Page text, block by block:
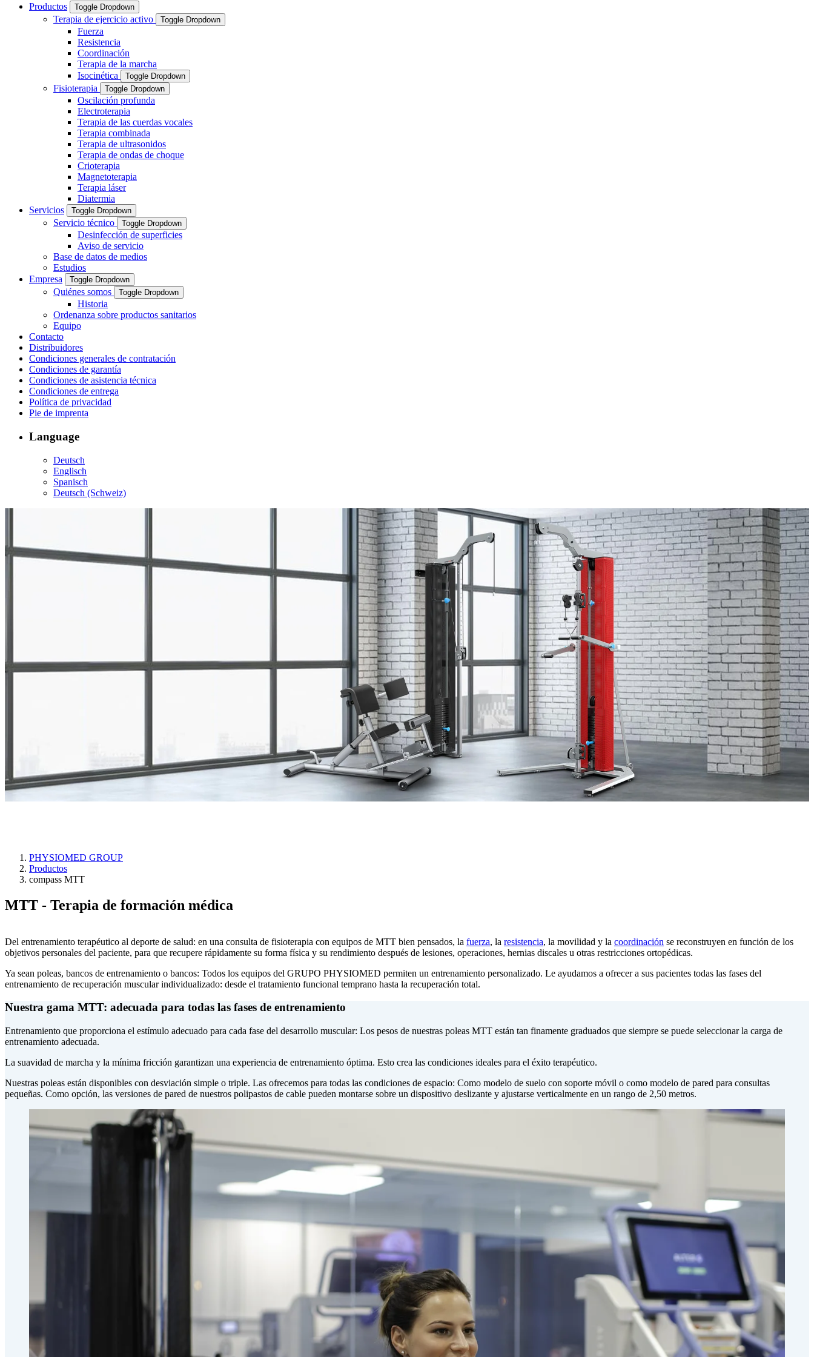
Productos Toggle Dropdown
Terapia de ejercicio activo Toggle Dropdown
Fuerza
Resistencia
Coordinación
Terapia de la marcha
Isocinética
Toggle Dropdown
Fisioterapia Toggle Dropdown
Oscilación profunda
Electroterapia
Terapia de las cuerdas vocales
Terapia combinada
Terapia de ultrasonidos
Terapia de ondas de choque
Crioterapia
Magnetoterapia
Terapia láser
Diatermia
Servicios
Toggle Dropdown
Servicio técnico Toggle Dropdown
Desinfección de superficies
Aviso de servicio
Base de datos de medios
Estudios
Empresa
Toggle Dropdown
Quiénes somos Toggle Dropdown
Historia
Ordenanza sobre productos sanitarios
Equipo
Contacto
Distribuidores
Condiciones generales de contratación
Condiciones de garantía
Condiciones de asistencia técnica
Condiciones de entrega
Política de privacidad
Pie de imprenta
Language
Deutsch
Englisch
Spanisch
Deutsch (Schweiz)
PHYSIOMED GROUP
Productos
compass MTT
MTT - Terapia de formación médica
Del entrenamiento terapéutico al deporte de salud: en una consulta de fisioterapia con equipos de MTT bien pensados, la fuerza, la resistencia, la movilidad y la coordinación se reconstruyen en función de los
objetivos personales del paciente, para que recupere rápidamente su forma física y su rendimiento después de lesiones, operaciones, hernias discales u otras restricciones ortopédicas.
Ya sean poleas, bancos de entrenamiento o bancos: Todos los equipos del GRUPO PHYSIOMED permiten un entrenamiento personalizado. Le ayudamos a ofrecer a sus pacientes todas las fases del
entrenamiento de recuperación muscular individualizado: desde el tratamiento funcional temprano hasta la recuperación total.
Nuestra gama MTT: adecuada para todas las fases de entrenamiento
Entrenamiento que proporciona el estímulo adecuado para cada fase del desarrollo muscular: Los pesos de nuestras poleas MTT están tan finamente graduados que siempre se puede seleccionar la carga de
entrenamiento adecuada.
La suavidad de marcha y la mínima fricción garantizan una experiencia de entrenamiento óptima. Esto crea las condiciones ideales para el éxito terapéutico.
Nuestras poleas están disponibles con desviación simple o triple. Las ofrecemos para todas las condiciones de espacio: Como modelo de suelo con soporte móvil o como modelo de pared para consultas
pequeñas. Como opción, las versiones de pared de nuestros polipastos de cable pueden montarse sobre un dispositivo deslizante y ajustarse verticalmente en un rango de 2,50 metros.